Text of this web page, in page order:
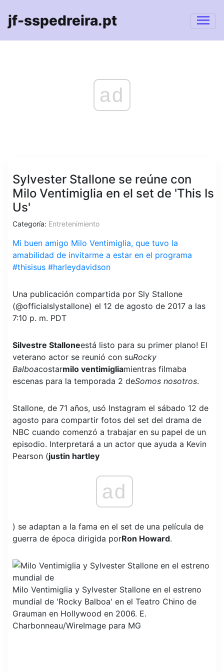
jf-sspedreira.pt
ad
Sylvester Stallone se reúne con
Milo Ventimiglia en el set de 'This Is
Us'
Categoría: Entretenimiento
Mi buen amigo Milo Ventimiglia, que tuvo la
amabilidad de invitarme a estar en el programa
#thisisus #harleydavidson
Una publicación compartida por Sly Stallone
(@officialslystallone) el 12 de agosto de 2017 a las
7:10 p. m. PDT
Silvestre Stalloneestá listo para su primer plano! El
veterano actor se reunió con suRocky
Balboacostarmilo ventimigliamientras filmaba
escenas para la temporada 2 deSomos nosotros.
Stallone, de 71 años, usó Instagram el sábado 12 de
agosto para compartir fotos del set del drama de
NBC cuando comenzó a trabajar en su papel de un
episodio. Interpretará a un actor que ayuda a Kevin
Pearson (justin hartley
ad
) se adaptan a la fama en el set de una película de
guerra de época dirigida porRon Howard.
Milo Ventimiglia y Sylvester Stallone en el estreno
mundial de 'Rocky Balboa' en el Teatro Chino de
Grauman en Hollywood en 2006. E.
Charbonneau/WireImage para MG